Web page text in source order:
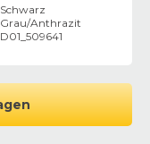
Schwarz
Grau/Anthrazit
D01_509641